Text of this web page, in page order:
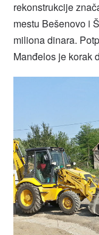
rekonstrukcije
mestu Bešenovo i
miliona dinara.
Manđelos je korak